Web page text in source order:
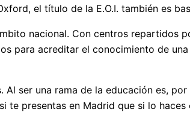
el título de la E.O.I. también es
nacional. Con centros repartidos
para acreditar el conocimiento de
ser una rama de la educación es,
te presentas en Madrid que si lo